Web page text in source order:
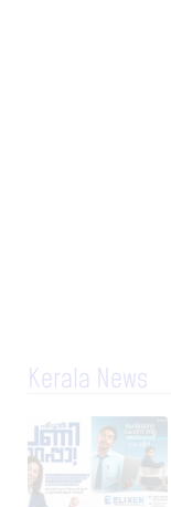
Kerala News